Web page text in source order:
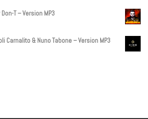
T – Version MP3
Carnalito & Nuno Tabone – Version MP3